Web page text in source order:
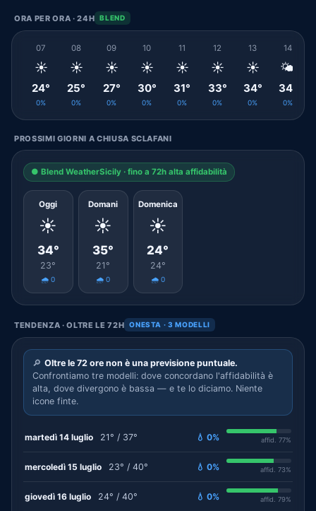
ORA PER ORA · 24H BLEND
07
☀️
24°
0%
08
☀️
25°
0%
09
☀️
27°
0%
10
☀️
30°
0%
11
☀️
31°
0%
12
☀️
33°
0%
13
☀️
34°
0%
14
🌤️
34°
0%
PROSSIMI GIORNI A CHIUSA SCLAFANI
● Blend WeatherSicily · fino a 72h alta affidabilità
Oggi
☀️
34°
23°
🌧️ 0
Domani
☀️
35°
21°
🌧️ 0
Domenica
☀️
24°
24°
🌧️ 0
TENDENZA · OLTRE LE 72H ONESTA · 3 MODELLI
🔎 Oltre le 72 ore non è una previsione puntuale.
Confrontiamo tre modelli: dove concordano l'affidabilità è
alta, dove divergono è bassa — e te lo diciamo. Niente
icone finte.
martedì 14 luglio 21° / 37° 💧 0% affid. 77%
mercoledì 15 luglio 23° / 40° 💧 0% affid. 73%
giovedì 16 luglio 24° / 40° 💧 0% affid. 79%